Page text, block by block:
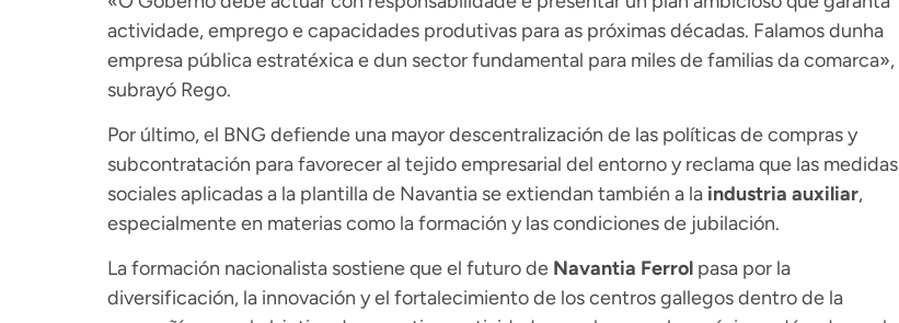
actividade, emprego e capacidades produtivas para as próximas décadas. Falamos dunha
empresa pública estratéxica e dun sector fundamental para miles de familias da comarca»,
subrayó Rego.
Por último, el BNG defiende una mayor descentralización de las políticas de compras y
subcontratación para favorecer al tejido empresarial del entorno y reclama que las medidas
sociales aplicadas a la plantilla de Navantia se extiendan también a la industria auxiliar,
especialmente en materias como la formación y las condiciones de jubilación.
La formación nacionalista sostiene que el futuro de Navantia Ferrolpasa por la
diversificación, la innovación y el fortalecimiento de los centros gallegos dentro de la